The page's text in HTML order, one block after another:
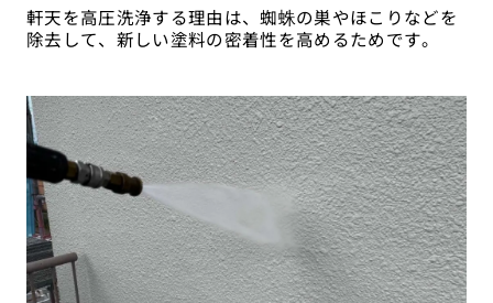
軒天を高圧洗浄する理由は、蜘蛛の巣やほこりなどを
除去して、新しい塗料の密着性を高めるためです。